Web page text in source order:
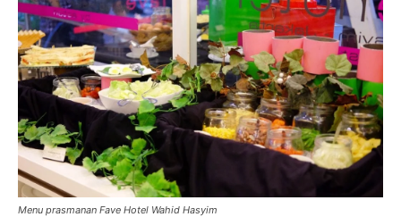
Menu prasmanan Fave Hotel Wahid Hasyim